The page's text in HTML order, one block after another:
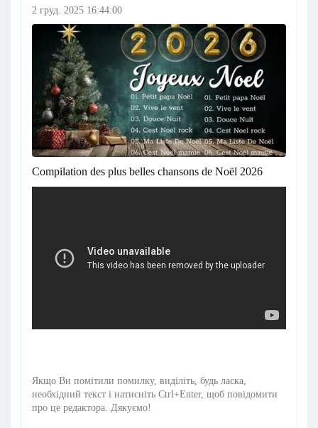
2 груд. 2025 16:44:00
Compilation des plus belles chansons de Noël 2026
Якщо Ви помітили помилку, виділіть, будь ласка,
необхідний текст і натисніть Ctrl+Enter, щоб повідомити
про це редактора. Дякуємо!